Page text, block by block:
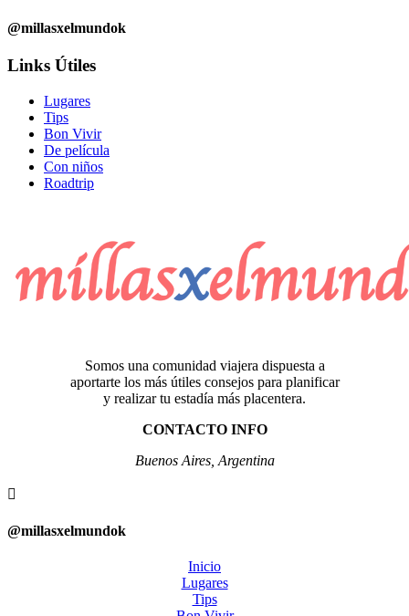
@millasxelmundok
Links Útiles
Lugares
Tips
Bon Vivir
De película
Con niños
Roadtrip
Somos una comunidad viajera dispuesta a
aportarte los más útiles consejos para planificar
y realizar tu estadía más placentera.
CONTACTO INFO
Buenos Aires, Argentina

@millasxelmundok
Inicio
Lugares
Tips